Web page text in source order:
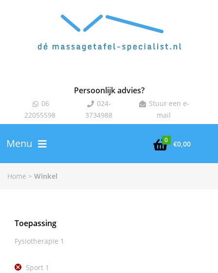
Persoonlijk advies?
 06
22055598
 024-
3734988
 Stuur een e-
mail

0 €0,00
Menu
Home > Winkel
Toepassing
Fysiotherapie 1
Sport 1